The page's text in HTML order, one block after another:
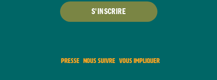
S'INSCRIRE
PRESSE NOUS SUIVRE VOUS IMPLIQUER